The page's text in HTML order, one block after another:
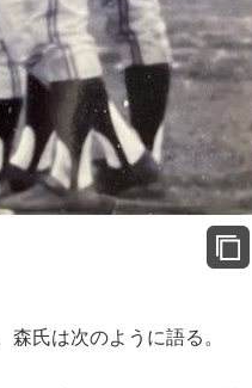
氏は次のように語る。